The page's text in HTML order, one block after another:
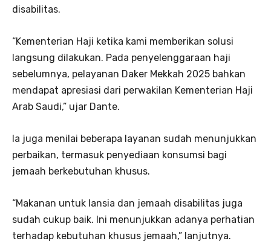
disabilitas.
“Kementerian Haji ketika kami memberikan solusi
langsung dilakukan. Pada penyelenggaraan haji
sebelumnya, pelayanan Daker Mekkah 2025 bahkan
mendapat apresiasi dari perwakilan Kementerian Haji
Arab Saudi,” ujar Dante.
Ia juga menilai beberapa layanan sudah menunjukkan
perbaikan, termasuk penyediaan konsumsi bagi
jemaah berkebutuhan khusus.
“Makanan untuk lansia dan jemaah disabilitas juga
sudah cukup baik. Ini menunjukkan adanya perhatian
terhadap kebutuhan khusus jemaah,” lanjutnya.